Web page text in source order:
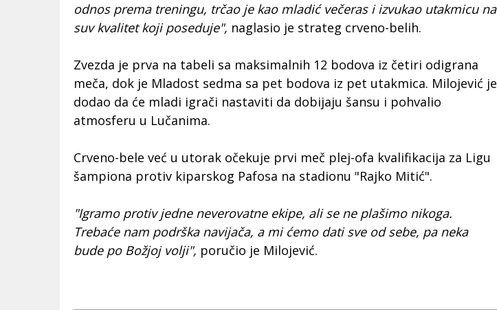
odnos prema treningu, trčao je kao mladić večeras i izvukao utakmicu na
suv kvalitet koji poseduje", naglasio je strateg crveno-belih.
Zvezda je prva na tabeli sa maksimalnih 12 bodova iz četiri odigrana
meča, dok je Mladost sedma sa pet bodova iz pet utakmica. Milojević je
dodao da će mladi igrači nastaviti da dobijaju šansu i pohvalio
atmosferu u Lučanima.
Crveno-bele već u utorak očekuje prvi meč plej-ofa kvalifikacija za Ligu
šampiona protiv kiparskog Pafosa na stadionu "Rajko Mitić".
"Igramo protiv jedne neverovatne ekipe, ali se ne plašimo nikoga.
Trebaće nam podrška navijača, a mi ćemo dati sve od sebe, pa neka
bude po Božjoj volji", poručio je Milojević.